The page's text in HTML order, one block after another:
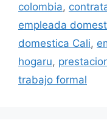
colombia,
empleada
domestica Cali,
hogaru,
trabajo formal